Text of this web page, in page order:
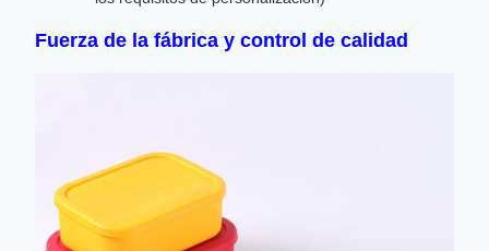
Fuerza de la fábrica y control de calidad